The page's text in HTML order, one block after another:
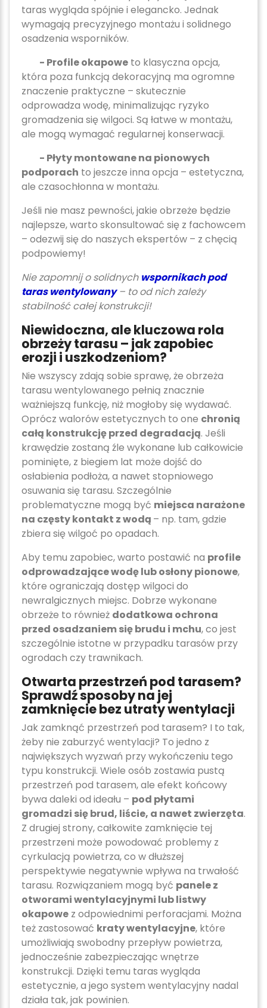
taras wygląda spójnie i elegancko. Jednak
wymagają precyzyjnego montażu i solidnego
osadzenia wsporników.
- Profile okapowe to klasyczna opcja,
która poza funkcją dekoracyjną ma ogromne
znaczenie praktyczne – skutecznie
odprowadza wodę, minimalizując ryzyko
gromadzenia się wilgoci. Są łatwe w montażu,
ale mogą wymagać regularnej konserwacji.
- Płyty montowane na pionowych
podporach to jeszcze inna opcja – estetyczna,
ale czasochłonna w montażu.
Jeśli nie masz pewności, jakie obrzeże będzie
najlepsze, warto skonsultować się z fachowcem
– odezwij się do naszych ekspertów – z chęcią
podpowiemy!
Nie zapomnij o solidnych wspornikach pod
taras wentylowany– to od nich zależy
stabilność całej konstrukcji!
Niewidoczna, ale kluczowa rola
obrzeży tarasu – jak zapobiec
erozji i uszkodzeniom?
Nie wszyscy zdają sobie sprawę, że obrzeża
tarasu wentylowanego pełnią znacznie
ważniejszą funkcję, niż mogłoby się wydawać.
Oprócz walorów estetycznych to one chronią
całą konstrukcję przed degradacją. Jeśli
krawędzie zostaną źle wykonane lub całkowicie
pominięte, z biegiem lat może dojść do
osłabienia podłoża, a nawet stopniowego
osuwania się tarasu. Szczególnie
problematyczne mogą być miejsca narażone
na częsty kontakt z wodą – np. tam, gdzie
zbiera się wilgoć po opadach.
Aby temu zapobiec, warto postawić na profile
odprowadzające wodę lub osłony pionowe,
które ograniczają dostęp wilgoci do
newralgicznych miejsc. Dobrze wykonane
obrzeże to również dodatkowa ochrona
przed osadzaniem się brudu i mchu, co jest
szczególnie istotne w przypadku tarasów przy
ogrodach czy trawnikach.
Otwarta przestrzeń pod tarasem?
Sprawdź sposoby na jej
zamknięcie bez utraty wentylacji
Jak zamknąć przestrzeń pod tarasem? I to tak,
żeby nie zaburzyć wentylacji? To jedno z
największych wyzwań przy wykończeniu tego
typu konstrukcji. Wiele osób zostawia pustą
przestrzeń pod tarasem, ale efekt końcowy
bywa daleki od ideału – pod płytami
gromadzi się brud, liście, a nawet zwierzęta.
Z drugiej strony, całkowite zamknięcie tej
przestrzeni może powodować problemy z
cyrkulacją powietrza, co w dłuższej
perspektywie negatywnie wpływa na trwałość
tarasu. Rozwiązaniem mogą być panele z
otworami wentylacyjnymi lub listwy
okapowe z odpowiednimi perforacjami. Można
też zastosować kraty wentylacyjne, które
umożliwiają swobodny przepływ powietrza,
jednocześnie zabezpieczając wnętrze
konstrukcji. Dzięki temu taras wygląda
estetycznie, a jego system wentylacyjny nadal
działa tak, jak powinien.